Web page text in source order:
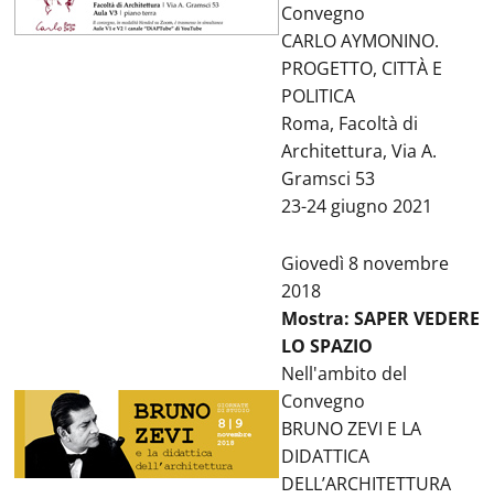
Convegno
CARLO AYMONINO.
PROGETTO, CITTÀ E
POLITICA
Roma, Facoltà di
Architettura, Via A.
Gramsci 53
23-24 giugno 2021
Giovedì 8 novembre
2018
Mostra: SAPER VEDERE
LO SPAZIO
Nell'ambito del
Convegno
BRUNO ZEVI E LA
DIDATTICA
DELL’ARCHITETTURA